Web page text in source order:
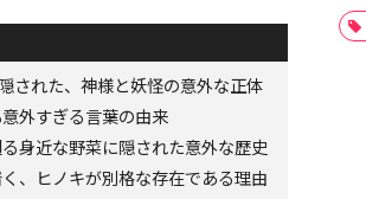
された、神様と妖怪の意外な正体
外すぎる言葉の由来
身近な野菜に隠された意外な歴史
、ヒノキが別格な存在である理由